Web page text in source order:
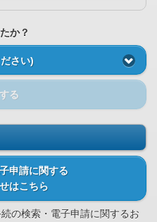
か？
さい)
る
申請に関する
はこちら
の検索・電子申請に関するお